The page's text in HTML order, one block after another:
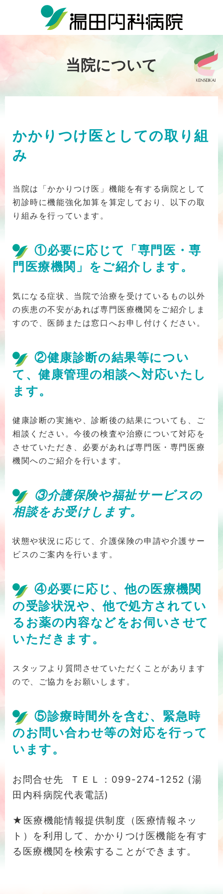
当院について
かかりつけ医としての取り組
み
当院は「かかりつけ医」機能を有する病院として
初診時に機能強化加算を算定しており、以下の取
り組みを行っています。
①必要に応じて「専門医・専
門医療機関」をご紹介します。
気になる症状、当院で治療を受けているもの以外
の疾患の不安があれば専門医療機関をご紹介しま
すので、医師または窓口へお申し付けください。
②健康診断の結果等につい
て、健康管理の相談へ対応いたし
ます。
健康診断の実施や、診断後の結果についても、ご
相談ください。今後の検査や治療について対応を
させていただき、必要があれば専門医・専門医療
機関へのご紹介を行います。
③介護保険や福祉サービスの
相談をお受けします。
状態や状況に応じて、介護保険の申請や介護サー
ビスのご案内を行います。
④必要に応じ、他の医療機関
の受診状況や、他で処方されてい
るお薬の内容などをお伺いさせて
いただきます。
スタッフより質問させていただくことがあります
ので、ご協力をお願いします。
⑤診療時間外を含む、緊急時
のお問い合わせ等の対応を行って
います。
お問合せ先 ＴＥＬ：099-274-1252 (湯
田内科病院代表電話)
★医療機能情報提供制度（医療情報ネッ
ト）を利用して、かかりつけ医機能を有す
る医療機関を検索することができます。